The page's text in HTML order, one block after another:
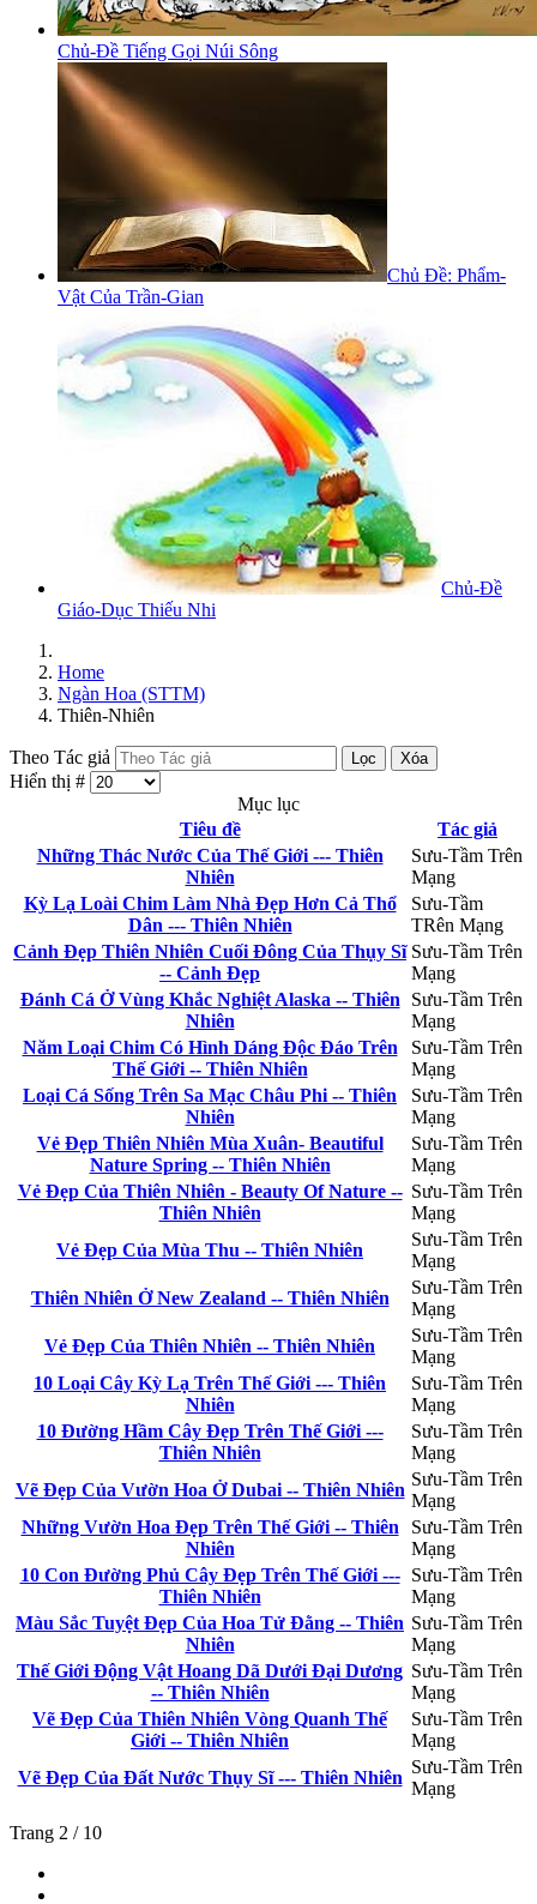
Chủ-Đề Tiếng Gọi Núi Sông
Chủ Đề: Phẩm-
Vật Của Trần-Gian
Chủ-Đề
Giáo-Dục Thiếu Nhi
Home
Ngàn Hoa (STTM)
Thiên-Nhiên
Theo Tác giả Lọc Xóa
Hiển thị #
Mục lục
Tiêu đề
Tác giả
Những Thác Nước Của Thế Giới --- Thiên
Nhiên
Sưu-Tầm Trên
Mạng
Kỳ Lạ Loài Chim Làm Nhà Đẹp Hơn Cả Thổ
Dân --- Thiên Nhiên
Sưu-Tầm
TRên Mạng
Cảnh Đẹp Thiên Nhiên Cuối Đông Của Thụy Sĩ
-- Cảnh Đẹp
Sưu-Tầm Trên
Mạng
Đánh Cá Ở Vùng Khắc Nghiệt Alaska -- Thiên
Nhiên
Sưu-Tầm Trên
Mạng
Năm Loại Chim Có Hình Dáng Độc Đáo Trên
Thế Giới -- Thiên Nhiên
Sưu-Tầm Trên
Mạng
Loại Cá Sống Trên Sa Mạc Châu Phi -- Thiên
Nhiên
Sưu-Tầm Trên
Mạng
Vẻ Đẹp Thiên Nhiên Mùa Xuân- Beautiful
Nature Spring -- Thiên Nhiên
Sưu-Tầm Trên
Mạng
Vẻ Đẹp Của Thiên Nhiên - Beauty Of Nature --
Thiên Nhiên
Sưu-Tầm Trên
Mạng
Vẻ Đẹp Của Mùa Thu -- Thiên Nhiên
Sưu-Tầm Trên
Mạng
Thiên Nhiên Ở New Zealand -- Thiên Nhiên
Sưu-Tầm Trên
Mạng
Vẻ Đẹp Của Thiên Nhiên -- Thiên Nhiên
Sưu-Tầm Trên
Mạng
10 Loại Cây Kỳ Lạ Trên Thế Giới --- Thiên
Nhiên
Sưu-Tầm Trên
Mạng
10 Đường Hầm Cây Đẹp Trên Thế Giới ---
Thiên Nhiên
Sưu-Tầm Trên
Mạng
Vẽ Đẹp Của Vườn Hoa Ở Dubai -- Thiên Nhiên
Sưu-Tầm Trên
Mạng
Những Vườn Hoa Đẹp Trên Thế Giới -- Thiên
Nhiên
Sưu-Tầm Trên
Mạng
10 Con Đường Phủ Cây Đẹp Trên Thế Giới ---
Thiên Nhiên
Sưu-Tầm Trên
Mạng
Màu Sắc Tuyệt Đẹp Của Hoa Tử Đằng -- Thiên
Nhiên
Sưu-Tầm Trên
Mạng
Thế Giới Động Vật Hoang Dã Dưới Đại Dương
-- Thiên Nhiên
Sưu-Tầm Trên
Mạng
Vẽ Đẹp Của Thiên Nhiên Vòng Quanh Thế
Giới -- Thiên Nhiên
Sưu-Tầm Trên
Mạng
Vẽ Đẹp Của Đất Nước Thụy Sĩ --- Thiên Nhiên
Sưu-Tầm Trên
Mạng
Trang 2 / 10